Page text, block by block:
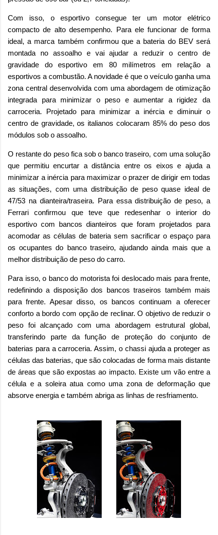
Com isso, o esportivo consegue ter um motor elétrico
compacto de alto desempenho. Para ele funcionar de forma
ideal, a marca também confirmou que a bateria do BEV será
montada no assoalho e vai ajudar a reduzir o centro de
gravidade do esportivo em 80 milímetros em relação a
esportivos a combustão. A novidade é que o veículo ganha uma
zona central desenvolvida com uma abordagem de otimização
integrada para minimizar o peso e aumentar a rigidez da
carroceria. Projetado para minimizar a inércia e diminuir o
centro de gravidade, os italianos colocaram 85% do peso dos
módulos sob o assoalho.
O restante do peso fica sob o banco traseiro, com uma solução
que permitiu encurtar a distância entre os eixos e ajuda a
minimizar a inércia para maximizar o prazer de dirigir em todas
as situações, com uma distribuição de peso quase ideal de
47/53 na dianteira/traseira. Para essa distribuição de peso, a
Ferrari confirmou que teve que redesenhar o interior do
esportivo com bancos dianteiros que foram projetados para
acomodar as células de bateria sem sacrificar o espaço para
os ocupantes do banco traseiro, ajudando ainda mais que a
melhor distribuição de peso do carro.
Para isso, o banco do motorista foi deslocado mais para frente,
redefinindo a disposição dos bancos traseiros também mais
para frente. Apesar disso, os bancos continuam a oferecer
conforto a bordo com opção de reclinar. O objetivo de reduzir o
peso foi alcançado com uma abordagem estrutural global,
transferindo parte da função de proteção do conjunto de
baterias para a carroceria. Assim, o chassi ajuda a proteger as
células das baterias, que são colocadas de forma mais distante
de áreas que são expostas ao impacto. Existe um vão entre a
célula e a soleira atua como uma zona de deformação que
absorve energia e também abriga as linhas de resfriamento.